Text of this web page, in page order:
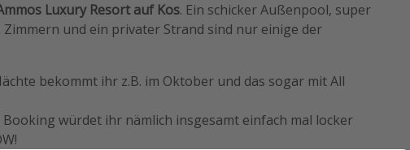
Luxury Resort auf Kos. Ein schicker Außenpool, super
und ein privater Strand sind nur einige der
bekommt ihr z.B. im Oktober und das sogar mit All
würdet ihr nämlich insgesamt einfach mal locker